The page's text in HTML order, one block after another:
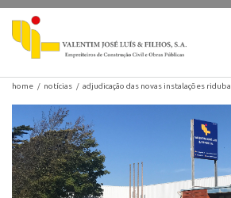
home notícias adjudicação das novas instalações riduba